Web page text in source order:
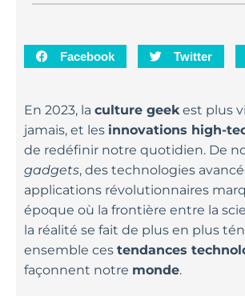
Facebook Twitter
En 2023, la culture geekest plus
jamais, et les innovations high-
de redéfinir notre quotidien. De
gadgets, des technologies
applications révolutionnaires
époque où la frontière entre la
la réalité se fait de plus en plus
ensemble ces tendances
façonnent notre monde.